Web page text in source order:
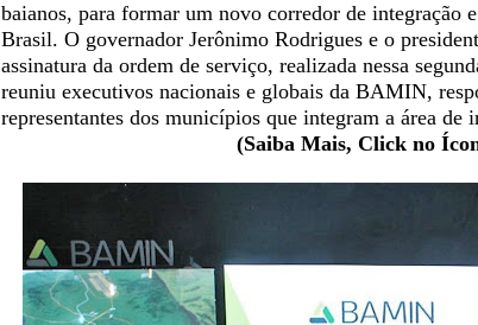
baianos, para formar um novo corredor de integração
Brasil. O governador Jerônimo Rodrigues e o
assinatura da ordem de serviço, realizada nessa
reuniu executivos nacionais e globais da BAMIN,
representantes dos municípios que integram a área de
(Saiba Mais, Click no